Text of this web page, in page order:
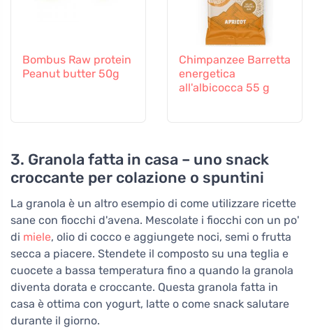
Bombus Raw protein
Peanut butter 50g
Chimpanzee Barretta
energetica
all'albicocca 55 g
3. Granola fatta in casa – uno snack
croccante per colazione o spuntini
La granola è un altro esempio di come utilizzare ricette
sane con fiocchi d'avena. Mescolate i fiocchi con un po'
di miele, olio di cocco e aggiungete noci, semi o frutta
secca a piacere. Stendete il composto su una teglia e
cuocete a bassa temperatura fino a quando la granola
diventa dorata e croccante. Questa granola fatta in
casa è ottima con yogurt, latte o come snack salutare
durante il giorno.